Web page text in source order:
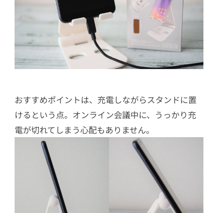
おすすめポイントは、充電しながらスタンドに置
けるという点。オンライン会議中に、うっかり充
電が切れてしまう心配もありません。